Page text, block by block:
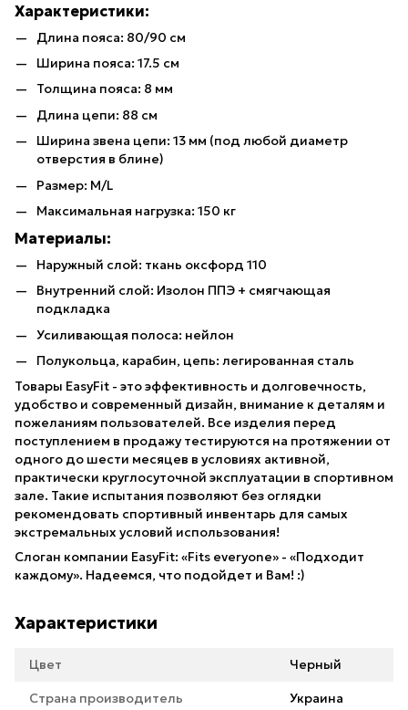
Характеристики:
Длина пояса: 80/90 см
Ширина пояса: 17.5 см
Толщина пояса: 8 мм
Длина цепи: 88 см
Ширина звена цепи: 13 мм (под любой диаметр
отверстия в блине)
Размер: M/L
Максимальная нагрузка: 150 кг
Материалы:
Наружный слой: ткань оксфорд 110
Внутренний слой: Изолон ППЭ + смягчающая
подкладка
Усиливающая полоса: нейлон
Полукольца, карабин, цепь: легированная сталь
Товары EasyFit - это эффективность и долговечность,
удобство и современный дизайн, внимание к деталям и
пожеланиям пользователей. Все изделия перед
поступлением в продажу тестируются на протяжении от
одного до шести месяцев в условиях активной,
практически круглосуточной эксплуатации в спортивном
зале. Такие испытания позволяют без оглядки
рекомендовать спортивный инвентарь для самых
экстремальных условий использования!
Слоган компании EasyFit: «Fits everyone» - «Подходит
каждому». Надеемся, что подойдет и Вам! :)
Характеристики
Цвет Черный
Страна производитель Украина